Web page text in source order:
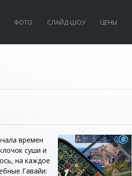
ФОТО СЛАЙД-ШОУ ЦЕНЫ
времен
суши и
на каждое
Гавайи: